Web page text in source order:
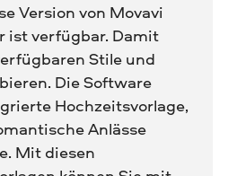
Version von Movavi
ist verfügbar. Damit
Stile und
Die Software
Hochzeitsvorlage,
Anlässe
Mit diesen